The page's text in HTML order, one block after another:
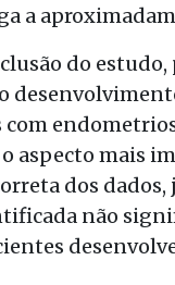
a
do estudo,
aspecto mais
dos dados,
não